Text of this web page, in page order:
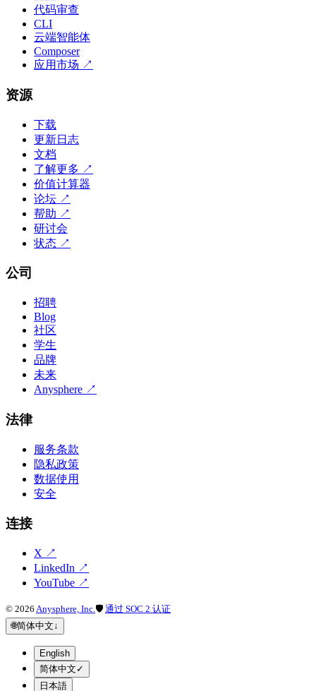
代码审查
CLI
云端智能体
Composer
应用市场 ↗
资源
下载
更新日志
文档
了解更多 ↗
价值计算器
论坛 ↗
帮助 ↗
研讨会
状态 ↗
公司
招聘
Blog
社区
学生
品牌
未来
Anysphere ↗
法律
服务条款
隐私政策
数据使用
安全
连接
X ↗
LinkedIn ↗
YouTube ↗
© 2026 Anysphere, Inc. 🛡 通过 SOC 2 认证
🌐简体中文↓
English
简体中文 ✓
日本語